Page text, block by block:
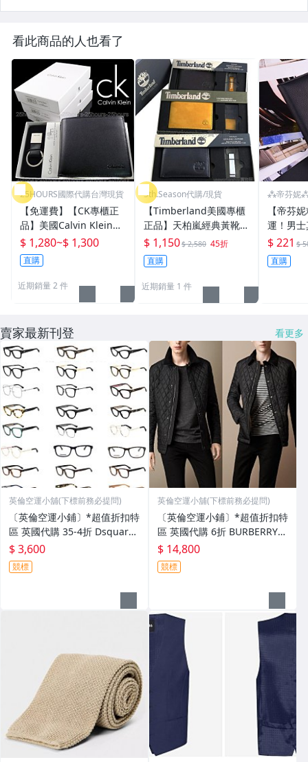
看此商品的人也看了
25HOURS國際代購台灣現貨
【免運費】【CK專櫃正
品】美國Calvin Klein零
錢袋短皮夾+鑰匙圈二件
式禮盒組◎附美國專櫃購
買證明
$ 1,280~$ 1,300
直購
近期銷量 2 件
5th.Season代購/現貨
【Timberland美國專櫃
正品】天柏嵐經典黃靴皮
色麂皮零錢袋短夾+鑰匙
圈禮盒組◎可放WAVE感
應卡/悠遊卡/附提袋
$ 1,150$ 2,580 45折
直購
近期銷量 1 件
⁂帝芬妮⁂
【帝芬
運！男
錢夾卡
包 手提
化妝包
$ 221 $
直購
賣家最新刊登 看更多
英倫空運小舖(下標前務必提問)
〔英倫空運小鋪〕*超值折扣特
區 英國代購 35-4折 Dsquare
d2 鏡框 鏡架 中性款 數款
$ 3,600
競標
英倫空運小舖(下標前務必提問)
〔英倫空運小鋪〕*超值折扣特
區 英國代購 6折 BURBERRY
熱門款 菱格紋 外套 夾克 (有檔
期)
$ 14,800
競標